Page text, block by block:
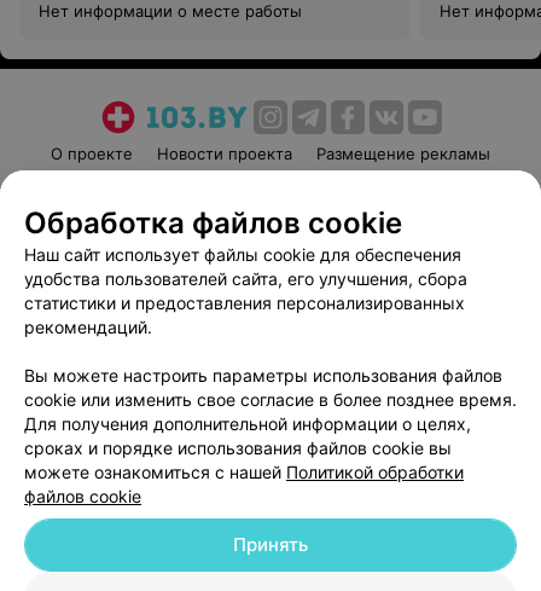
Нет информации о месте работы Нет
О проекте Новости проекта
Размещение рекламы
Пользовательское соглашение
Способы оплаты
Вакансии
Партнеры
Написать руководителю 103.by
Обработка персональных данных
© 2026 ООО «Артокс Лаб», УНП 191700409
| 220012, Республика Беларусь,
Обработка файлов cookie
Наш сайт использует файлы cookie для обеспечения
удобства пользователей сайта, его улучшения, сбора
статистики и предоставления персонализированных
рекомендаций.
Вы можете настроить параметры использования файлов
cookie или изменить свое согласие в более позднее время.
Для получения дополнительной информации о целях,
сроках и порядке использования файлов cookie вы
можете ознакомиться с нашей Политикой обработки
файлов cookie
Принять